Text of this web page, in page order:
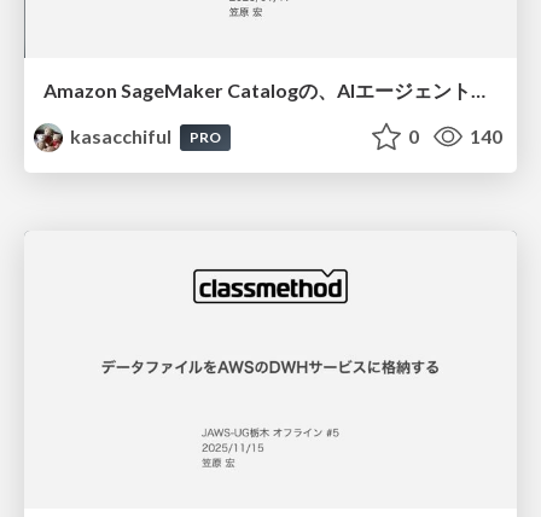
Amazon SageMaker Catalogの、AIエージェントによる自動データ分類機能を試してみようとしたが、できなかったので、代わりに最近構築したデータ連携基盤を紹介します / 20260117jawsug-fukui
kasacchiful
PRO 0 140